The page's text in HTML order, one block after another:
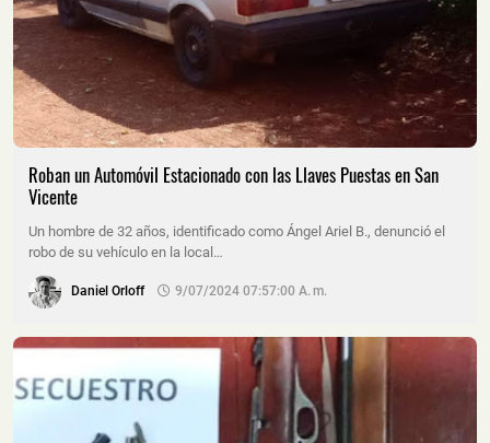
Roban un Automóvil Estacionado con las Llaves Puestas en San
Vicente
Un hombre de 32 años, identificado como Ángel Ariel B., denunció el
robo de su vehículo en la local…
Daniel Orloff 9/07/2024 07:57:00 A. M.